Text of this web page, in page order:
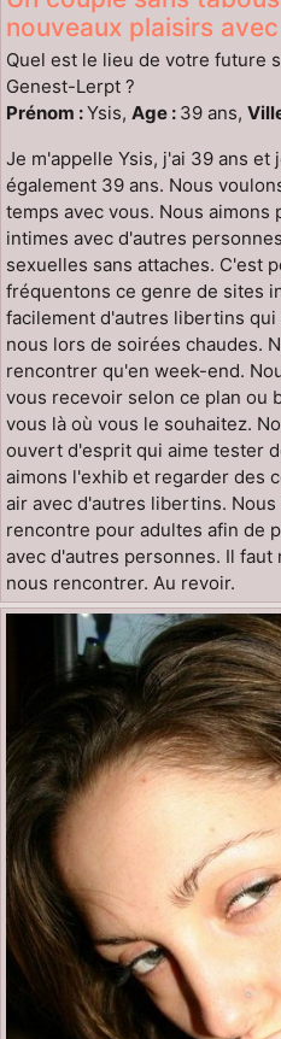
nouveaux plaisirs
Quel est le lieu de votre future
Genest-Lerpt ?
Prénom :Ysis, Age : 39 ans,
Je m'appelle Ysis, j'ai 39 ans
également 39 ans. Nous
temps avec vous. Nous aimons
intimes avec d'autres
sexuelles sans attaches. C'est
fréquentons ce genre de sites
facilement d'autres libertins
nous lors de soirées chaudes.
rencontrer qu'en week-end.
vous recevoir selon ce plan ou
vous là où vous le souhaitez.
ouvert d'esprit qui aime tester
aimons l'exhib et regarder des
air avec d'autres libertins.
rencontre pour adultes afin de
avec d'autres personnes. Il
nous rencontrer. Au revoir.